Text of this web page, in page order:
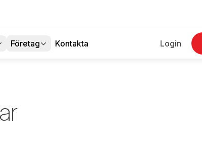
Företag Kontakta Login